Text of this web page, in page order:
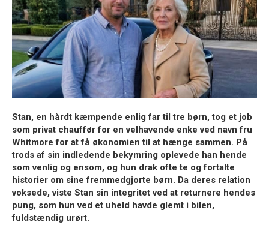
Stan, en hårdt kæmpende enlig far til tre børn, tog et job
som privat chauffør for en velhavende enke ved navn fru
Whitmore for at få økonomien til at hænge sammen. På
trods af sin indledende bekymring oplevede han hende
som venlig og ensom, og hun drak ofte te og fortalte
historier om sine fremmedgjorte børn. Da deres relation
voksede, viste Stan sin integritet ved at returnere hendes
pung, som hun ved et uheld havde glemt i bilen,
fuldstændig urørt.